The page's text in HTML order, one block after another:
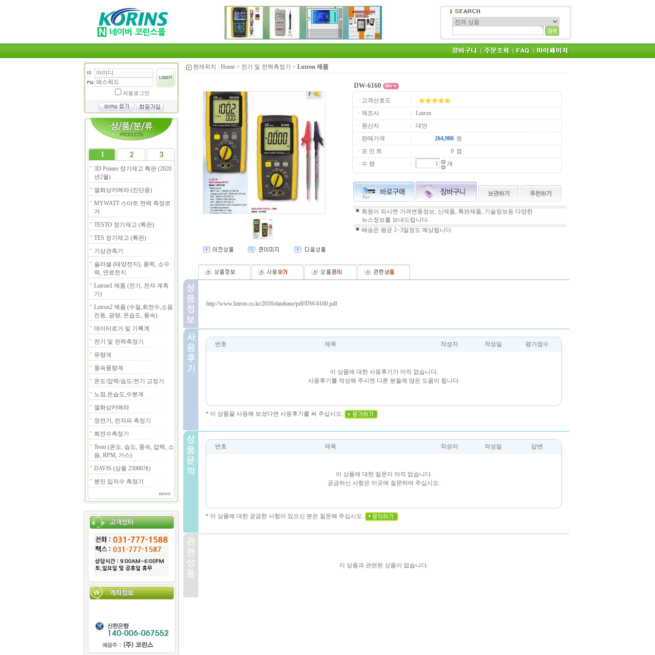
자동로그인
3D Printer 장기재고 특판 (2020
년2월)
열화상카메라 (진단용)
MYWATT 스마트 전력 측정로
거
TESTO 장기재고 (특판)
TES 장기재고 (특판)
기상관측기
솔라셀 (태양전지), 풍력, 소수
력, 연료전지
Lutron1 제품 (전기, 전자 계측
기)
Lutron2 제품 (수질,회전수,소음
진동, 광량, 온습도, 풍속)
데이터로거 및 기록계
전기 및 전력측정기
유량계
풍속풍량계
온도/압력/습도/전기 교정기
노점,온습도,수분계
열화상카메라
정전기, 전자파 측정기
회전수측정기
Testo (온도, 습도, 풍속, 압력, 소
음, RPM, 가스)
DAVIS (상품 25000개)
분진 입자수 측정기
more
현재위치 : Home > 전기 및 전력측정기 > Lutron 제품
DW-6160
· 고객선호도
:
· 제조사
:
Lutron
· 원산지
:
대만
· 판매가격
:
원
· 포 인 트
:
점
· 수 량
: 개
■ 회원이 되시면 가격변동정보, 신제품, 특판제품, 기술정보등 다양한
뉴스정보를 보내드립니다.
■ 배송은 평균 2~3일정도 예상됩니다.
(0) (0) (0)
http://www.lutron.co.kr/2016/database/pdf/DW-6160.pdf
번호 제목 작성자 작성일 평가점수
이 상품에 대한 사용후기가 아직 없습니다.
사용후기를 작성해 주시면 다른 분들께 많은 도움이 됩니다.
* 이 상품을 사용해 보셨다면 사용후기를 써 주십시오.
번호 제목 작성자 작성일 답변
이 상품에 대한 질문이 아직 없습니다.
궁금하신 사항은 이곳에 질문하여 주십시오.
* 이 상품에 대한 궁금한 사항이 있으신 분은 질문해 주십시오.
이 상품과 관련된 상품이 없습니다.